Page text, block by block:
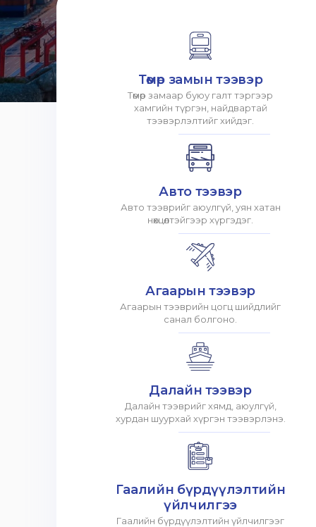
Төмөр замын тээвэр
Төмөр замаар буюу галт тэргээр
хамгийн түргэн, найдвартай
тээвэрлэлтийг хийдэг.
Авто тээвэр
Авто тээврийг аюулгүй, уян хатан
нөхцөлтэйгээр хүргэдэг.
Агаарын тээвэр
Агаарын тээврийн цогц шийдлийг
санал болгоно.
Далайн тээвэр
Далайн тээврийг хямд, аюулгүй,
хурдан шуурхай хүргэн тээвэрлэнэ.
Гаалийн бүрдүүлэлтийн
үйлчилгээ
Гаалийн бүрдүүлэлтийн үйлчилгээг